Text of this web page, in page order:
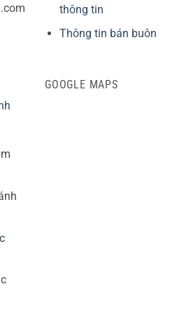
thông tin
Thông tin bán buôn
GOOGLE MAPS